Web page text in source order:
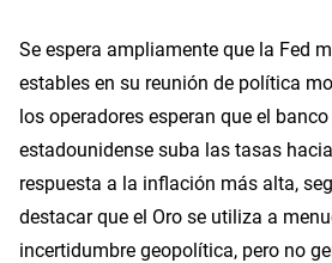
Se espera ampliamente que la Fed
estables en su reunión de política
los operadores esperan que el
estadounidense suba las tasas
respuesta a la inflación más alta,
destacar que el Oro se utiliza a
incertidumbre geopolítica, pero no